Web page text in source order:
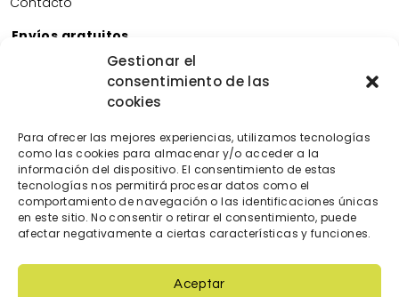
Gestionar el
consentimiento de las
cookies
Para ofrecer las mejores experiencias, utilizamos tecnologías
como las cookies para almacenar y/o acceder a la
información del dispositivo. El consentimiento de estas
tecnologías nos permitirá procesar datos como el
comportamiento de navegación o las identificaciones únicas
en este sitio. No consentir o retirar el consentimiento, puede
afectar negativamente a ciertas características y funciones.
Aceptar
Envíos gratuitos
Envíos gratuitos por la compra de más de 60€.
Devoluciones gratuitas
Devoluciones gratuitas en nuestra tienda física.
Pago seguro
Tarjeta de crédito/débito.
Transferencia bancaria.
Bizum.